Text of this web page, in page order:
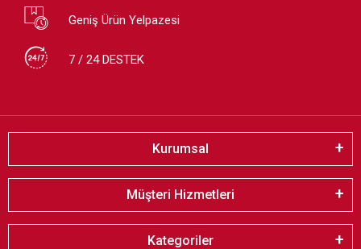
Geniş Ürün Yelpazesi
7 / 24 DESTEK
Kurumsal
Müşteri Hizmetleri
Kategoriler